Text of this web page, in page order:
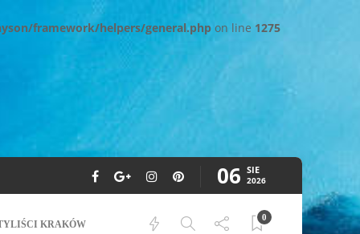
framework/helpers/general.php on line 1275
06 SIE
2026
KRAKÓW
0